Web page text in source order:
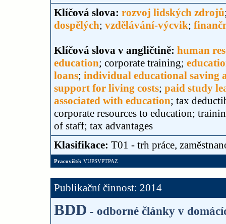
Klíčová slova: rozvoj lidských zdrojů
dospělých; vzdělávání-výcvik;
Klíčová slova v angličtině: human
education; corporate training;
loans; individual educational saving
support for living costs; paid study
associated with education; tax
corporate resources to education;
of staff; tax advantages
Klasifikace: T01 - trh práce,
Pracoviště: VUPSVPTPAZ
Publikační činnost: 2014
BDD - odborné články v